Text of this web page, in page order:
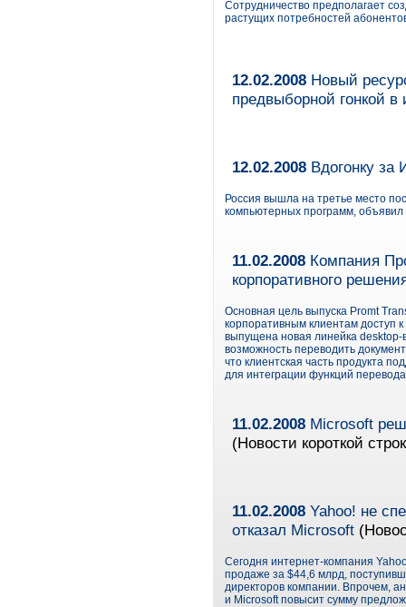
Сотрудничество предполагает
растущих потребностей
12.02.2008 Новый
предвыборной гонкой в
12.02.2008 Вдогонку за
Россия вышла на третье место
компьютерных программ,
11.02.2008 Компания
корпоративного
Основная цель выпуска Promt
корпоративным клиентам доступ
выпущена новая линейка desktop-
возможность переводить
что клиентская часть продукта
для интеграции функций
11.02.2008 Microsoft
(Новости короткой
11.02.2008 Yahoo! не
отказал Microsoft
Сегодня интернет-компания
продаже за $44,6 млрд,
директоров компании. Впрочем,
и Microsoft повысит сумму